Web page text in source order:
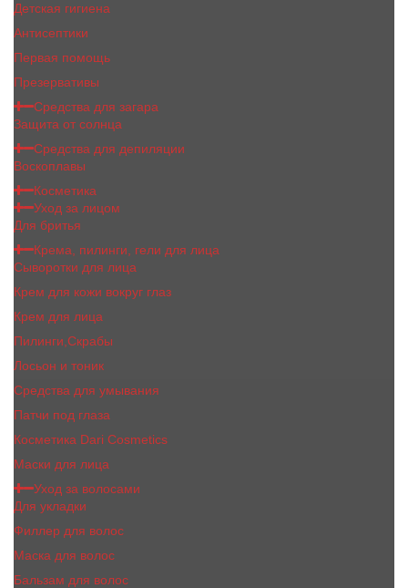
Детская гигиена
Антисептики
Первая помощь
Презервативы
Средства для загара
Защита от солнца
Средства для депиляции
Воскоплавы
Косметика
Уход за лицом
Для бритья
Крема, пилинги, гели для лица
Сыворотки для лица
Крем для кожи вокруг глаз
Крем для лица
Пилинги,Скрабы
Лосьон и тоник
Средства для умывания
Патчи под глаза
Косметика Dari Cosmetics
Маски для лица
Уход за волосами
Для укладки
Филлер для волос
Маска для волос
Бальзам для волос